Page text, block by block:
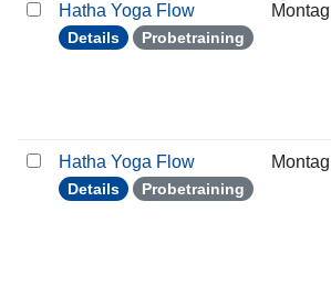
Hatha Yoga Flow
Details Probetraining
Montag
Hatha Yoga Flow
Details Probetraining
Montag